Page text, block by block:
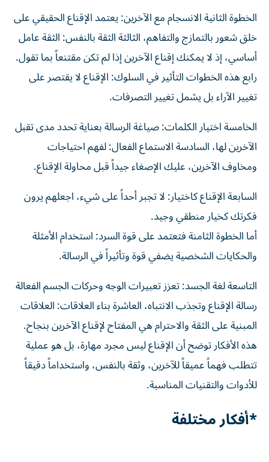
الخطوة الثانية الانسجام مع الآخرين: يعتمد الإقناع الحقيقي على
خلق شعور بالتمازج والتفاهم، الثالثة الثقة بالنفس: الثقة عامل
أساسي، إذ لا يمكنك إقناع الآخرين إذا لم تكن مقتنعاً بما تقول.
رابع هذه الخطوات التأثير في السلوك: الإقناع لا يقتصر على
تغيير الآراء بل يشمل تغيير التصرفات.
الخامسة اختيار الكلمات: صياغة الرسالة بعناية تحدد مدى تقبل
الآخرين لها، السادسة الاستماع الفعال: لفهم احتياجات
ومخاوف الآخرين، عليك الإصغاء جيداً قبل محاولة الإقناع.
السابعة الإقناع كاختيار: لا تجبر أحداً على شيء، اجعلهم يرون
فكرتك كخيار منطقي وجيد.
أما الخطوة الثامنة فتعتمد على قوة السرد: استخدام الأمثلة
والحكايات الشخصية يضفي قوة وتأثيراً في الرسالة.
التاسعة لغة الجسد: تعزز تعبيرات الوجه وحركات الجسم الفعالة
رسالة الإقناع وتجذب الانتباه، العاشرة بناء العلاقات: العلاقات
المبنية على الثقة والاحترام هي المفتاح لإقناع الآخرين بنجاح.
هذه الأفكار توضح أن الإقناع ليس مجرد مهارة، بل هو عملية
تتطلب فهماً عميقاً للآخرين، وثقة بالنفس، واستخداماً دقيقاً
للأدوات والتقنيات المناسبة.
*أفكار مختلفة